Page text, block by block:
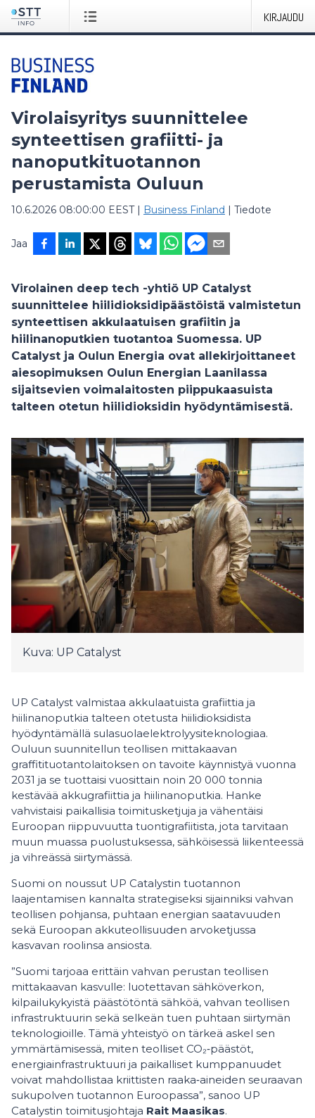
KIRJAUDU
Virolaisyritys suunnittelee
synteettisen grafiitti- ja
nanoputkituotannon
perustamista Ouluun
10.6.2026 08:00:00 EEST| Business Finland | Tiedote
Jaa
Virolainen deep tech -yhtiö UP Catalyst
suunnittelee hiilidioksidipäästöistä valmistetun
synteettisen akkulaatuisen grafiitin ja
hiilinanoputkien tuotantoa Suomessa. UP
Catalyst ja Oulun Energia ovat allekirjoittaneet
aiesopimuksen Oulun Energian Laanilassa
sijaitsevien voimalaitosten piippukaasuista
talteen otetun hiilidioksidin hyödyntämisestä.
Kuva: UP Catalyst
UP Catalyst valmistaa akkulaatuista grafiittia ja
hiilinanoputkia talteen otetusta hiilidioksidista
hyödyntämällä sulasuolaelektrolyysiteknologiaa.
Ouluun suunnitellun teollisen mittakaavan
graffitituotantolaitoksen on tavoite käynnistyä vuonna
2031 ja se tuottaisi vuosittain noin 20 000 tonnia
kestävää akkugrafiittia ja hiilinanoputkia. Hanke
vahvistaisi paikallisia toimitusketjuja ja vähentäisi
Euroopan riippuvuutta tuontigrafiitista, jota tarvitaan
muun muassa puolustuksessa, sähköisessä liikenteessä
ja vihreässä siirtymässä.
Suomi on noussut UP Catalystin tuotannon
laajentamisen kannalta strategiseksi sijainniksi vahvan
teollisen pohjansa, puhtaan energian saatavuuden
sekä Euroopan akkuteollisuuden arvoketjussa
kasvavan roolinsa ansiosta.
”Suomi tarjoaa erittäin vahvan perustan teollisen
mittakaavan kasvulle: luotettavan sähköverkon,
kilpailukykyistä päästötöntä sähköä, vahvan teollisen
infrastruktuurin sekä selkeän tuen puhtaan siirtymän
teknologioille. Tämä yhteistyö on tärkeä askel sen
ymmärtämisessä, miten teolliset CO₂‑päästöt,
energiainfrastruktuuri ja paikalliset kumppanuudet
voivat mahdollistaa kriittisten raaka‑aineiden seuraavan
sukupolven tuotannon Euroopassa”, sanoo UP
Catalystin toimitusjohtaja Rait Maasikas.